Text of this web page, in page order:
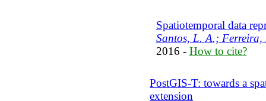
Spatiotemporal data
Santos, L. A.;
2016 - How to cite?
PostGIS-T: towards a
extension